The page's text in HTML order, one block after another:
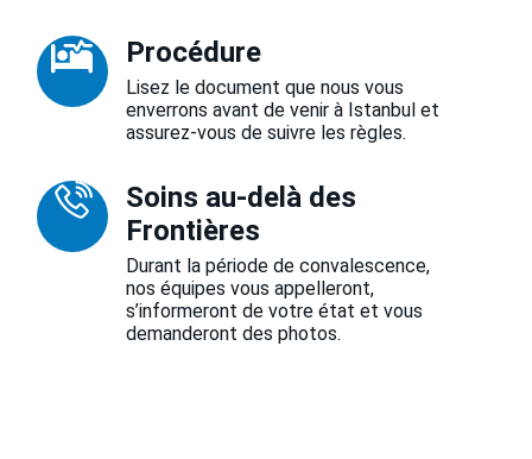
Procédure
Lisez le document que nous vous
enverrons avant de venir à Istanbul et
assurez-vous de suivre les règles.
Soins au-delà des
Frontières
Durant la période de convalescence,
nos équipes vous appelleront,
s’informeront de votre état et vous
demanderont des photos.